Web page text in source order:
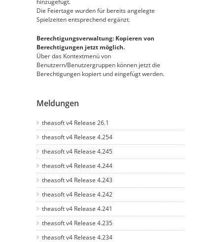
hinzugefügt.
Die Feiertage wurden für bereits angelegte
Spielzeiten entsprechend ergänzt.
Berechtigungsverwaltung: Kopieren von
Berechtigungen jetzt möglich.
Über das Kontextmenü von
Benutzern/Benutzergruppen können jetzt die
Berechtigungen kopiert und eingefügt werden.
Meldungen
theasoft v4 Release 26.1
theasoft v4 Release 4.254
theasoft v4 Release 4.245
theasoft v4 Release 4.244
theasoft v4 Release 4.243
theasoft v4 Release 4.242
theasoft v4 Release 4.241
theasoft v4 Release 4.235
theasoft v4 Release 4.234